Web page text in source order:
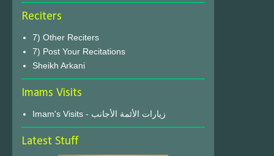
Reciters
7) Other Reciters
7) Post Your Recitations
Sheikh Arkani
Imams Visits
Imam's Visits - زيارات الأئمة الأجانب
Latest Stuff